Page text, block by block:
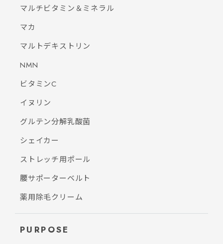
マルチビタミン＆ミネラル
マカ
マルトデキストリン
NMN
ビタミンC
イヌリン
グルテン分解乳酸菌
シェイカー
ストレッチ用ポール
腰サポーターベルト
薬用除毛クリーム
PURPOSE